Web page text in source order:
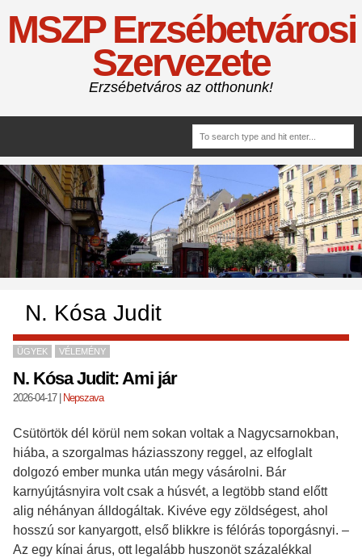
MSZP Erzsébetvárosi
Szervezete
Erzsébetváros az otthonunk!
N. Kósa Judit
ÜGYEK VÉLEMÉNY
N. Kósa Judit: Ami jár
2026-04-17| Nepszava
Csütörtök dél körül nem sokan voltak a Nagycsarnokban,
hiába, a szorgalmas háziasszony reggel, az elfoglalt
dolgozó ember munka után megy vásárolni. Bár
karnyújtásnyira volt csak a húsvét, a legtöbb stand előtt
alig néhányan álldogáltak. Kivéve egy zöldségest, ahol
hosszú sor kanyargott, első blikkre is félórás toporgásnyi. –
Az egy kínai árus, ott legalább huszonöt százalékkal